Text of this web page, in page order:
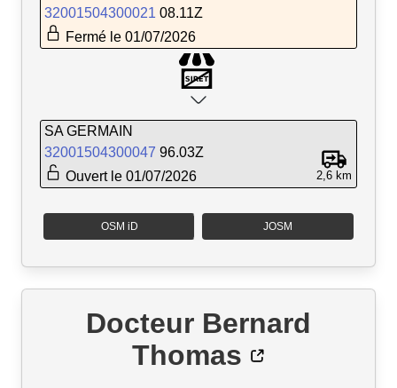
32001504300021 08.11Z
Fermé le 01/07/2026
SA GERMAIN
32001504300047 96.03Z
Ouvert le 01/07/2026
2,6 km
OSM iD JOSM
Docteur Bernard
Thomas